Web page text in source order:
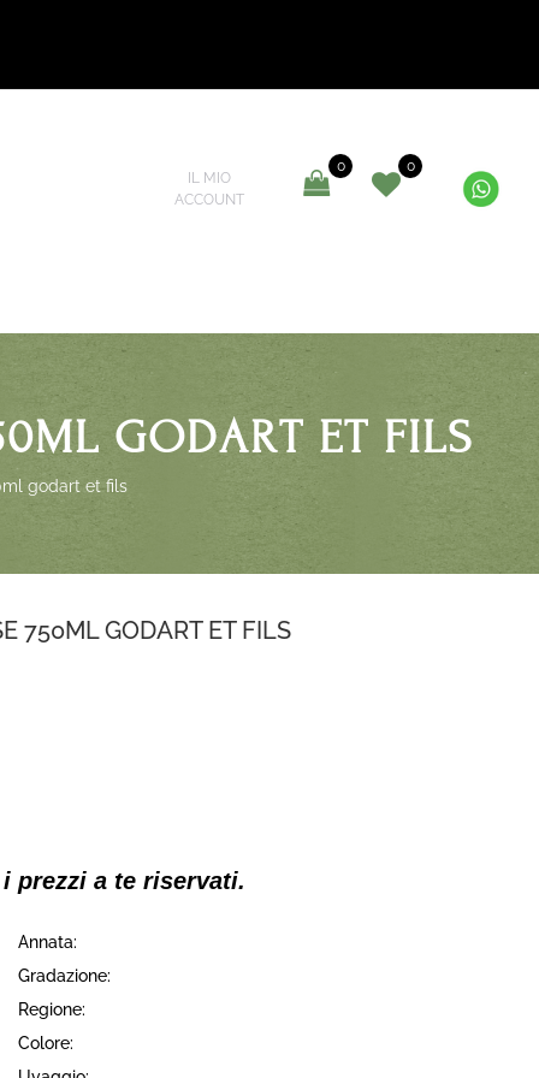
IL MIO
ACCOUNT
0 0
GODART ET FILS
godart et fils
750ML GODART ET FILS
prezzi a te riservati.
Annata:
Gradazione:
Regione:
Colore: